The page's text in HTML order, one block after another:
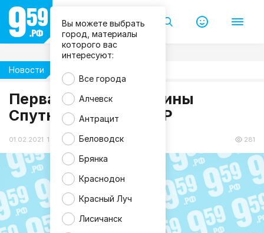
Вы можете выбрать
город, материалы
которого вас
интересуют:
Все города
Алчевск
Антрацит
Беловодск
Брянка
Краснодон
Красный Луч
Лисичанск
Новости
Первая партия вакцины
Спутник-V уже в ЛНР
01.02.2021 13:31 281